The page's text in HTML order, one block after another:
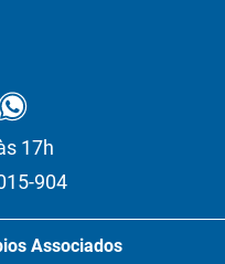
17h
904
Associados